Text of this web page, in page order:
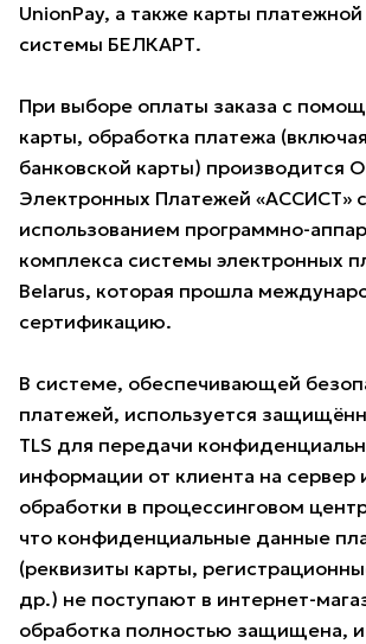
UnionPay, а также карты платежной
системы БЕЛКАРТ.
При выборе оплаты заказа с
карты, обработка платежа
банковской карты) производится
Электронных Платежей «АССИСТ» с
использованием программно-
комплекса системы электронных
Belarus, которая прошла
сертификацию.
В системе, обеспечивающей
платежей, используется
TLS для передачи
информации от клиента на сервер
обработки в процессинговом
что конфиденциальные данные
(реквизиты карты,
др.) не поступают в интернет-
обработка полностью защищена,